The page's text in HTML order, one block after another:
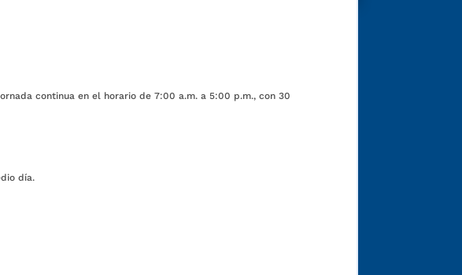
continua en el horario de 7:00 a.m. a 5:00 p.m., con 30
día.